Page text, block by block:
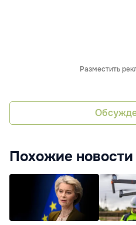
Разместить
Похожие новости